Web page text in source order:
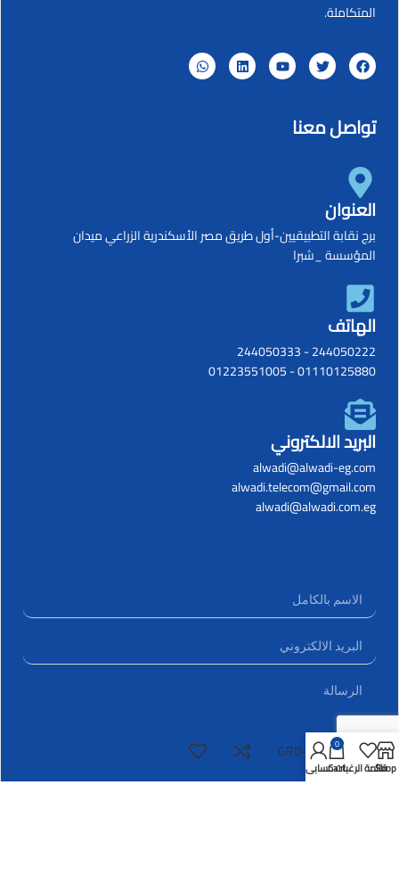
المتكاملة.
تواصل معنا
العنوان
برج نقابة التطبيقيين-أول طريق مصر الأسكندرية الزراعي ميدان
المؤسسة _شبرا
الهاتف
244050222
-
244050333
01110125880
-
01223551005
البريد الالكتروني
alwadi@alwadi-eg.com
alwadi.telecom@gmail.com
alwadi@alwadi.com.eg
GRD-TF441
Shopقائمة الرغبات
0
Cartحسابي